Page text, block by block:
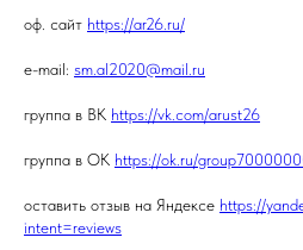
оф. сайт https://ar26.ru/
e-mail: sm.al2020@mail.ru
группа в ВК https://vk.com/arust26
группа в ОК https://ok.ru/
оставить отзыв на Яндексе https://
intent=reviews